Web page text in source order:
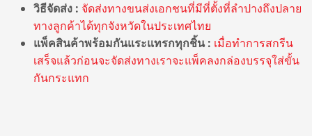
วิธีจัดส่ง : จัดส่งทางขนส่งเอกชนที่มีที่ตั้งที่ลำปางถึงปลาย
ทางลูกค้าได้ทุกจังหวัดในประเทศไทย
แพ็คสินค้าพร้อมกันแระแทรกทุกชิ้น : เมื่อทำการสกรีน
เสร็จแล้วก่อนจะจัดส่งทางเราจะแพ็คลงกล่องบรรจุใส่ขั้น
กันกระแทก